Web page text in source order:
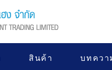
สินค้า บทควา